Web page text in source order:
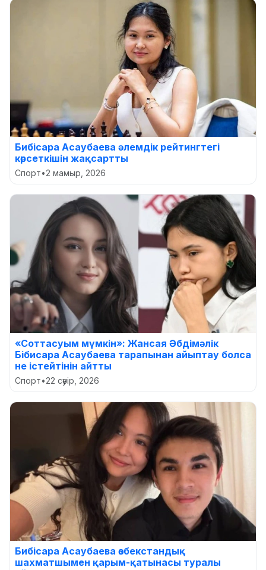
Бибісара Асаубаева әлемдік рейтингтегі
көрсеткішін жақсартты
Спорт•2 мамыр, 2026
«Соттасуым мүмкін»: Жансая Әбдімәлік
Бібисара Асаубаева тарапынан айыптау болса
не істейтінін айтты
Спорт•22 сәуір, 2026
Бибісара Асаубаева өзбекстандық
шахматшымен қарым-қатынасы туралы